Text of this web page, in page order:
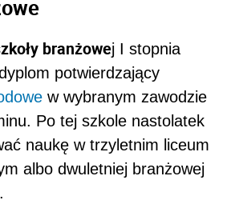
branżowej I stopnia
potwierdzający
w wybranym zawodzie
Po tej szkole nastolatek
naukę w trzyletnim liceum
albo dwuletniej branżowej